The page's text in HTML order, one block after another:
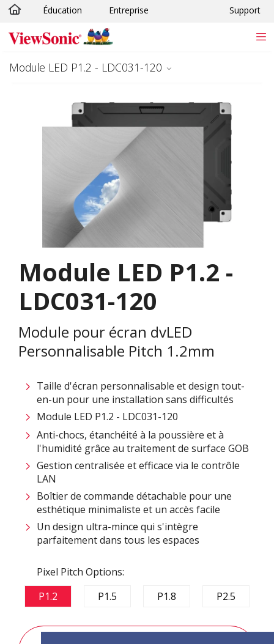
Passer au contenu principal
Éducation Entreprise Support
Module LED P1.2 - LDC031-120
Module LED P1.2 -
LDC031-120
Module pour écran dvLED
Personnalisable Pitch 1.2mm
Taille d'écran personnalisable et design tout-
en-un pour une installation sans difficultés ​
Module LED P1.2 - LDC031-120
Anti-chocs, étanchéité à la poussière et à
l'humidité grâce au traitement de surface GOB
Gestion centralisée et efficace via le contrôle
LAN ​
Boîtier de commande détachable pour une
esthétique minimaliste et un accès facile
Un design ultra-mince qui s'intègre
parfaitement dans tous les espaces​
Pixel Pitch Options:
P1.2
P1.5 P1.8 P2.5